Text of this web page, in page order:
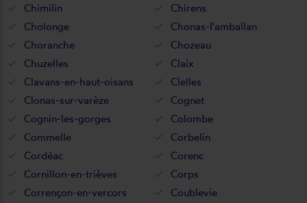
Chimilin
Chirens
Cholonge
Chonas-l'amballan
Choranche
Chozeau
Chuzelles
Claix
Clavans-en-haut-oisans
Clelles
Clonas-sur-varèze
Cognet
Cognin-les-gorges
Colombe
Commelle
Corbelin
Cordéac
Corenc
Cornillon-en-trièves
Corps
Corrençon-en-vercors
Coublevie